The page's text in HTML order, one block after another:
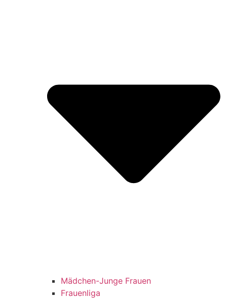
Mädchen-Junge Frauen
Frauenliga